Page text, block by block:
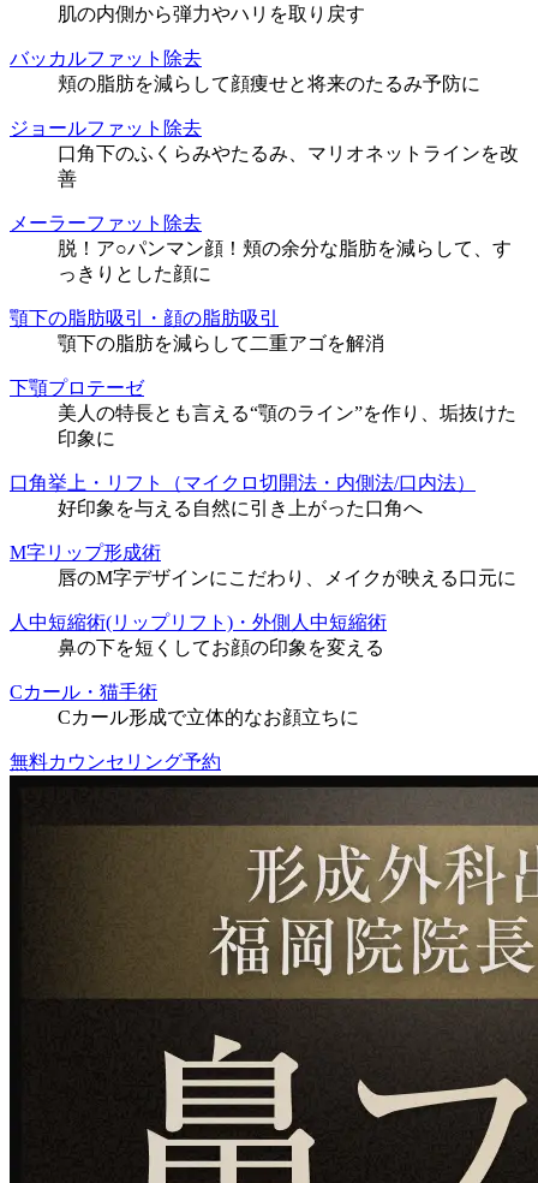
肌の内側から弾力やハリを取り戻す
バッカルファット除去
頬の脂肪を減らして顔痩せと将来のたるみ予防に
ジョールファット除去
口角下のふくらみやたるみ、マリオネットラインを改
善
メーラーファット除去
脱！ア○パンマン顔！頬の余分な脂肪を減らして、す
っきりとした顔に
顎下の脂肪吸引・顔の脂肪吸引
顎下の脂肪を減らして二重アゴを解消
下顎プロテーゼ
美人の特長とも言える“顎のライン”を作り、垢抜けた
印象に
口角挙上・リフト（マイクロ切開法・内側法/口内法）
好印象を与える自然に引き上がった口角へ
M字リップ形成術
唇のM字デザインにこだわり、メイクが映える口元に
人中短縮術(リップリフト)・外側人中短縮術
鼻の下を短くしてお顔の印象を変える
Cカール・猫手術
Cカール形成で立体的なお顔立ちに
無料カウンセリング予約